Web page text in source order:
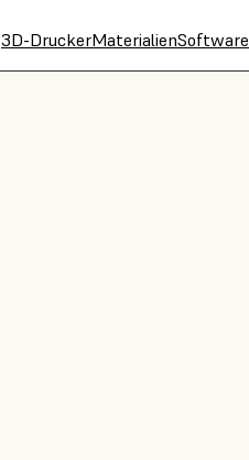
3D-DruckerMaterialienSoftware